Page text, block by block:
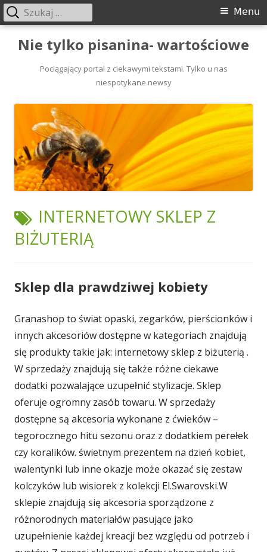
PrzeskoczNie tylko pisanina- wartościowe
Pociągający portal z ciekawymi tekstami. Tylko u nas
niespotykane newsy
Menu
główne
Menu
Szukaj:
TAGI:
INTERNETOWY SKLEP Z
BIŻUTERIĄ
Sklep dla prawdziwej kobiety
Granashop to świat opaski, zegarków, pierścionków i
innych akcesoriów dostępne w kategoriach znajdują
się produkty takie jak: internetowy sklep z biżuterią .
W sprzedaży znajdują się także różne ciekawe
dodatki pozwalające uzupełnić stylizacje. Sklep
oferuje ogromny zasób towaru. W sprzedaży
dostępne są akcesoria wykonane z ćwieków –
tegorocznego hitu sezonu oraz z dodatkiem perełek
czy koralików. świetnym prezentem na dzień kobiet,
walentynki lub inne okazje może okazać się zestaw
kolczyków lub wisiorek z kolekcji El.Swarovski.W
sklepie znajdują się akcesoria sporządzone z
różnorodnych materiałów pasujące jako
uzupełnienie każdej kreacji bez względu od potrzeb i